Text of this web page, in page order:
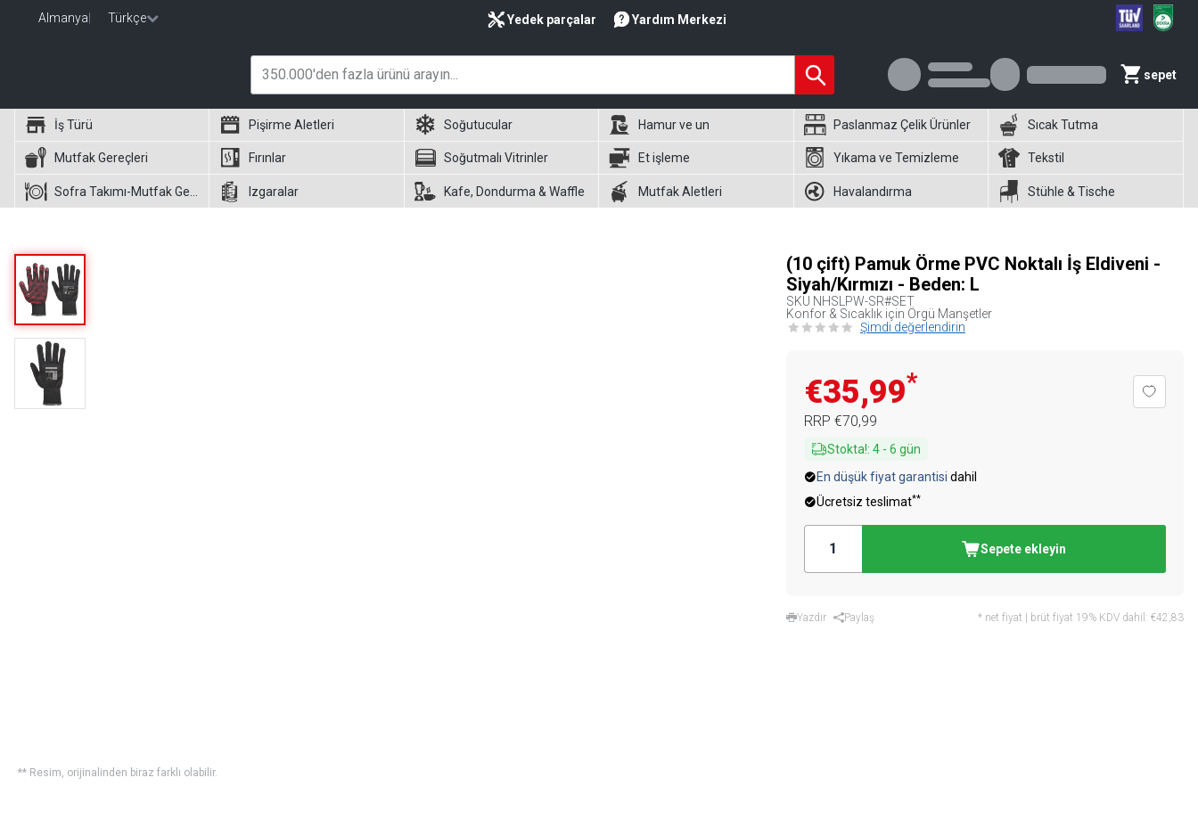
Almanya Türkçe Yedek parçalar Yardım Merkezi
sepet
İş Türü Pişirme Aletleri Soğutucular Hamur ve un Paslanmaz Çelik Ürünler Sıcak Tutma
Mutfak Gereçleri Fırınlar Soğutmalı Vitrinler Et işleme Yıkama ve Temizleme Tekstil
Izgaralar Kafe, Dondurma & Waffle Mutfak Aletleri Havalandırma Stühle & Tische
** Resim, orijinalinden biraz farklı olabilir.
(10 çift) Pamuk Örme PVC Noktalı İş Eldiveni -
Siyah/Kırmızı - Beden: L
SKU NHSLPW-SR#SET
Konfor & Sıcaklık için Örgü Manşetler
Şimdi değerlendirin
€35,99*
RRP €70,99
Stokta!: 4- 6 gün
En düşük fiyat garantisi dahil
Ücretsiz teslimat**
Sepete ekleyin
Yazdır Paylaş * net fiyat | brüt fiyat 19% KDV dahil: €42,83